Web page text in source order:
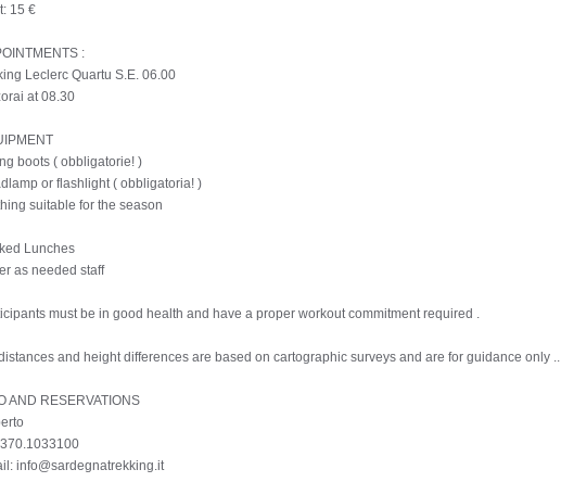
15 €
:
Leclerc Quartu S.E. 06.00
at 08.30
boots ( obbligatorie! )
or flashlight ( obbligatoria! )
suitable for the season
Lunches
as needed staff
must be in good health and have a proper workout commitment required .
and height differences are based on cartographic surveys and are for guidance only ..
AND RESERVATIONS
info@sardegnatrekking.it